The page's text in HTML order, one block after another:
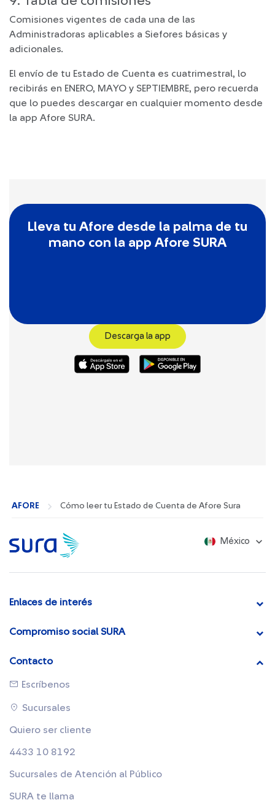
Comisiones vigentes de cada una de las
Administradoras aplicables a Siefores básicas y
adicionales.
El envío de tu Estado de Cuenta es cuatrimestral, lo
recibirás en ENERO, MAYO y SEPTIEMBRE, pero recuerda
que lo puedes descargar en cualquier momento desde
la app Afore SURA.
Lleva tu Afore desde la palma de tu
mano con la app Afore SURA
Descarga la app
AFORE Cómo leer tu Estado de Cuenta de Afore Sura
México
Enlaces de interés
Compromiso social SURA
Contacto
Escríbenos
Sucursales
Quiero ser cliente
4433 10 8192
Sucursales de Atención al Público
SURA te llama